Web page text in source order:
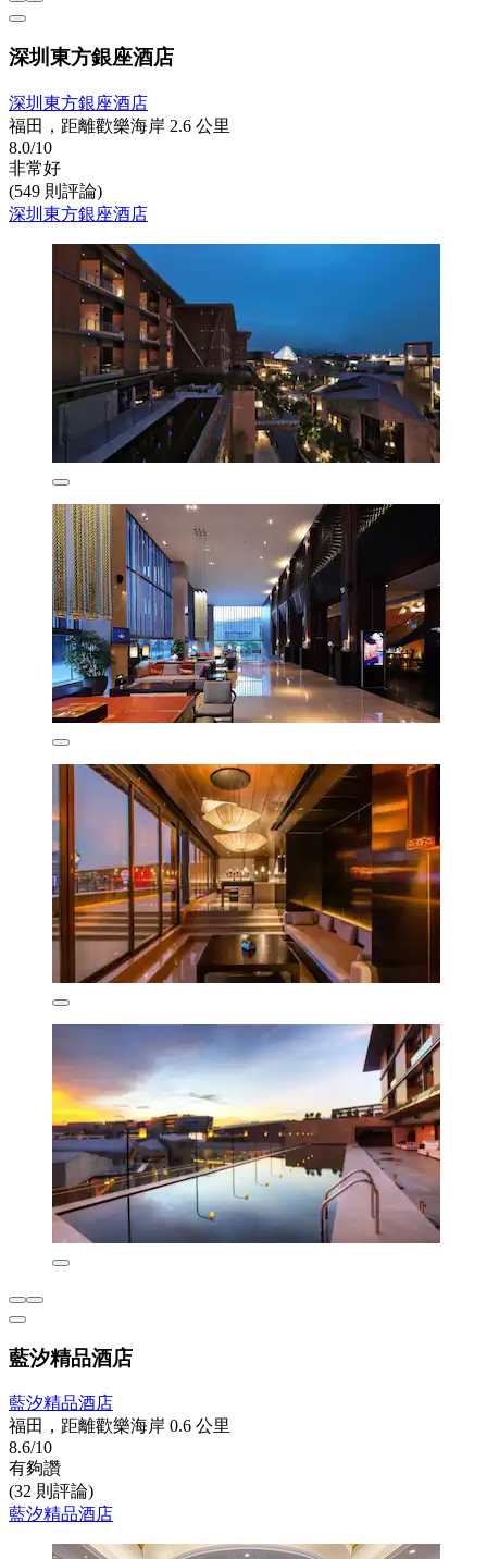
深圳東方銀座酒店
深圳東方銀座酒店
福田，距離歡樂海岸 2.6 公里
8.0/10
非常好
(549 則評論)
深圳東方銀座酒店
藍汐精品酒店
藍汐精品酒店
福田，距離歡樂海岸 0.6 公里
8.6/10
有夠讚
(32 則評論)
藍汐精品酒店